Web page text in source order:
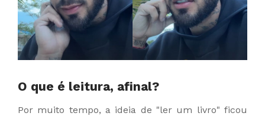
O que é leitura, afinal?
Por muito tempo, a ideia de "ler um livro" ficou